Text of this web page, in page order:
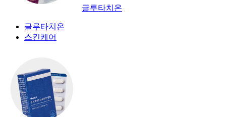
글루타치온
글루타치온
스킨케어